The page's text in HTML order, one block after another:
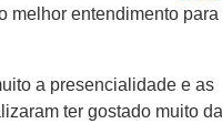
melhor entendimento
a presencialidade e as
ter gostado muito da